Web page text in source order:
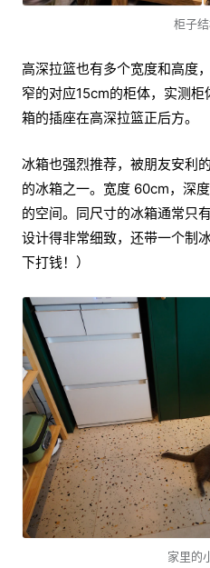
柜子
高深拉篮也有多个宽度和高度
窄的对应15cm的柜体，实测
箱的插座在高深拉篮正后方。
冰箱也强烈推荐，被朋友安利
的冰箱之一。宽度 60cm，深
的空间。同尺寸的冰箱通常只
设计得非常细致，还带一个制
下打钱！）
家里的